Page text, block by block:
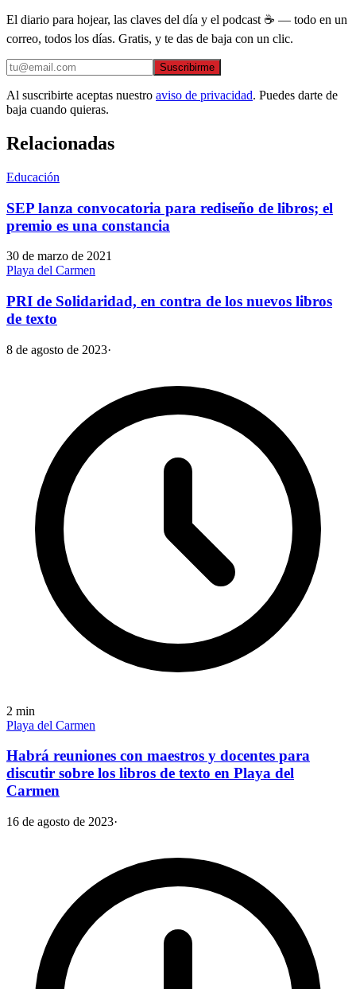
El diario para hojear, las claves del día y el podcast ☕ — todo en un
correo, todos los días. Gratis, y te das de baja con un clic.
Suscribirme
Al suscribirte aceptas nuestro aviso de privacidad. Puedes darte de
baja cuando quieras.
Relacionadas
Educación
SEP lanza convocatoria para rediseño de libros; el
premio es una constancia
30 de marzo de 2021
Playa del Carmen
PRI de Solidaridad, en contra de los nuevos libros
de texto
8 de agosto de 2023·
2 min
Playa del Carmen
Habrá reuniones con maestros y docentes para
discutir sobre los libros de texto en Playa del
Carmen
16 de agosto de 2023·